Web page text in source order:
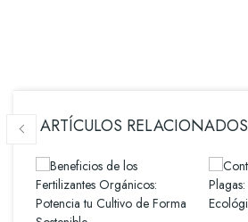
ARTÍCULOS RELACIONADOS